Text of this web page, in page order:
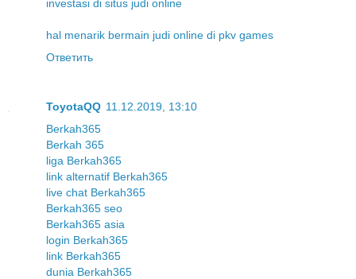
investasi di situs judi online
hal menarik bermain judi online di pkv games
Ответить
ToyotaQQ 11.12.2019, 13:10
Berkah365
Berkah 365
liga Berkah365
link alternatif Berkah365
live chat Berkah365
Berkah365 seo
Berkah365 asia
login Berkah365
link Berkah365
dunia Berkah365